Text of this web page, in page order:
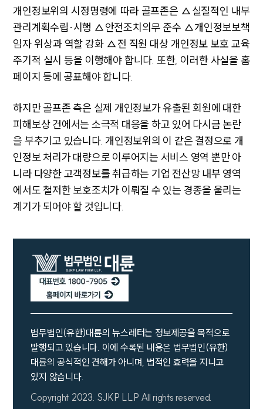
INSIGHT
주요 업무사례
기업 인사이트
사례분석/최신동향
법률정보
고객후기
NEWS
언론보도
공지사항
법률 블로그
법률서식
대륜법률상담예약
대륜법률상담예약
개인정보위의 시정명령에 따라 골프존은 △실질적인 내부
관리계획수립·시행 △안전조치의무 준수 △개인정보보책
임자 위상과 역할 강화 △전 직원 대상 개인정보 보호 교육
주기적 실시 등을 이행해야 합니다. 또한, 이러한 사실을 홈
페이지 등에 공표해야 합니다.
하지만 골프존 측은 실제 개인정보가 유출된 회원에 대한
피해보상 건에서는 소극적 대응을 하고 있어 다시금 논란
을 부추기고 있습니다. 개인정보위의 이 같은 결정으로 개
인정보 처리가 대량으로 이루어지는 서비스 영역 뿐만 아
니라 다양한 고객정보를 취급하는 기업 전산망 내부 영역
에서도 철저한 보호조치가 이뤄질 수 있는 경종을 울리는
계기가 되어야 할 것입니다.
법무법인(유한)대륜의 뉴스레터는 정보제공을 목적으로
발행되고 있습니다. 이에 수록된 내용은 법무법인(유한)
대륜의 공식적인 견해가 아니며, 법적인 효력을 지니고
있지 않습니다.
Copyright 2023. SJKP LLP All rights reserved.